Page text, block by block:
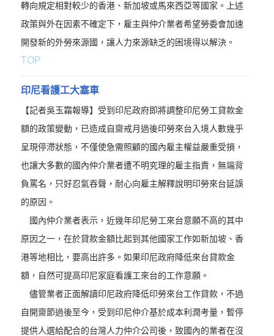
轉向規定相對較少的香港、新加坡或馬來西亞等國家。上述
政策與外在因素不確定下，雇主與仲介業者希望勞委會加速
開發新的外勞來源國，讓人力來源缺乏的困境得以解決。
TOP
印尼看護工大塞車
【記者吳玉霜報導】受到印尼政府即將調整印尼勞工貸款金
額的政策變動，已造成自齋戒月過後印勞來台入境人數幾乎
呈現停滯狀態，不僅使急需照顧的國內雇主權益嚴重受損，
也讓大多數的國內仲介業者遭不明究理的雇主指責，無端背
負罵名，只好忍氣吞聲，耐心向雇主解釋說明印勞來台延誤
的原因。
國內仲介業者表示，近幾年印尼勞工來台意願不高的其中
原因之一，在於貸款金額比起到其他國家工作如新加坡、香
港等地相比，要高出許多。如果印尼政府降低來台貸款金
額，自然可提高印尼家庭看護工來台的工作意願。
儘管業者正面解讀印尼政府降低印勞來台工作貸款，不過
自開齋節過後至今，受到印尼仲介基於成本利潤考量，暫停
提供人選給配合的台灣人力仲介公司後，致國內的業者在沒